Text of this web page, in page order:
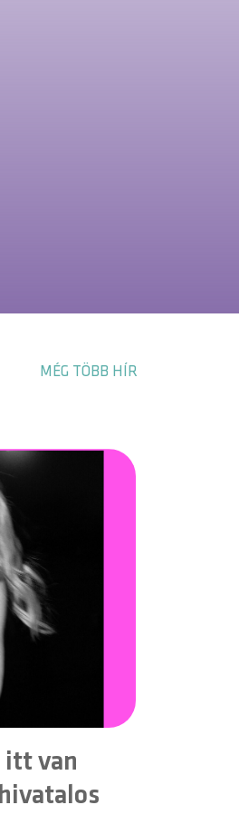
MÉG TÖBB HÍR
itt van